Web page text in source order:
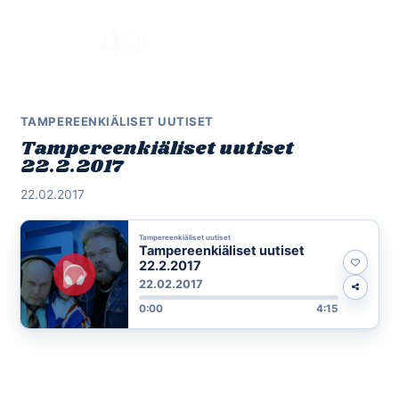
TAMPEREENKIÄLISET UUTISET
Tampereenkiäliset uutiset
22.2.2017
22.02.2017
Tampereenkiäliset uutiset
Tampereenkiäliset uutiset
22.2.2017
22.02.2017
0:00 4:15